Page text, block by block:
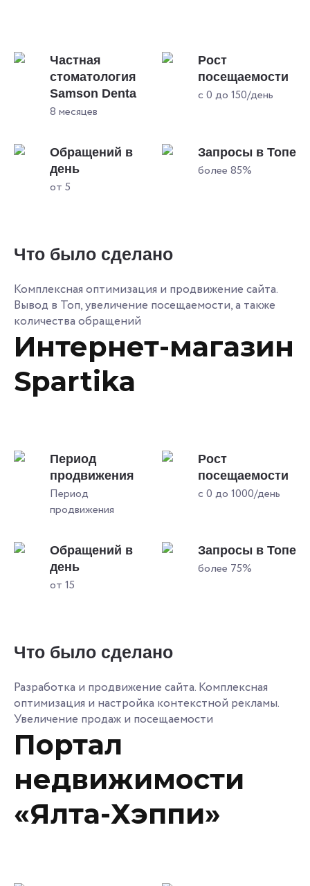
Частная
стоматология
Samson Denta
8 месяцев
Рост
посещаемости
с 0 до 150/день
Обращений в
день
от 5
Запросы в Топе
более 85%
Что было сделано
Комплексная оптимизация и продвижение сайта.
Вывод в Топ, увеличение посещаемости, а также
количества обращений
Интернет-магазин
Spartika
Период
продвижения
Период
продвижения
Рост
посещаемости
с 0 до 1000/день
Обращений в
день
от 15
Запросы в Топе
более 75%
Что было сделано
Разработка и продвижение сайта. Комплексная
оптимизация и настройка контекстной рекламы.
Увеличение продаж и посещаемости
Портал
недвижимости
«Ялта-Хэппи»